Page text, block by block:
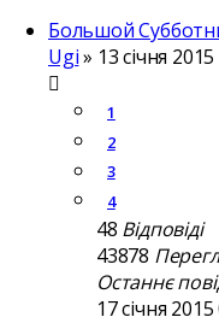
Большой
Ugi» 13 січня
1
2
3
4
48 Відповіді
43878
Останнє
17 січня